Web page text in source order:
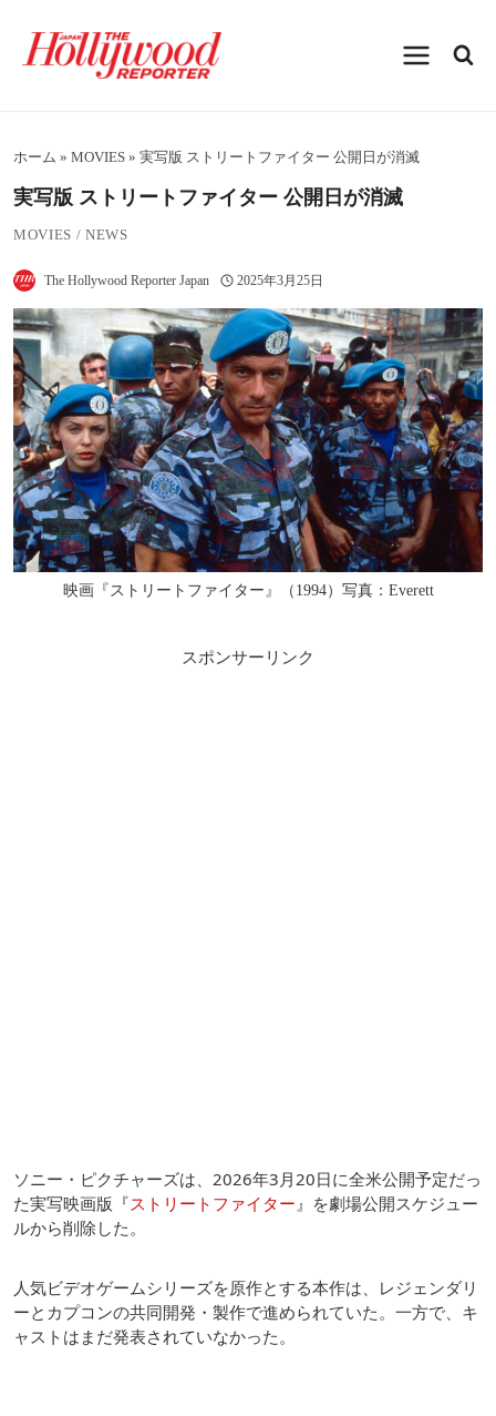
プホーム » MOVIES » 実写版 ストリートファイター 公開日が消滅
実写版 ストリートファイター 公開日が消滅
MOVIES / NEWS
The Hollywood Reporter Japan 2025年3月25日
映画『ストリートファイター』（1994）写真：Everett
スポンサーリンク
ソニー・ピクチャーズは、2026年3月20日に全米公開予定だっ
た実写映画版『ストリートファイター 』を劇場公開スケジュー
ルから削除した。
人気ビデオゲームシリーズを原作とする本作は、レジェンダリ
ーとカプコンの共同開発・製作で進められていた。一方で、キ
ャストはまだ発表されていなかった。